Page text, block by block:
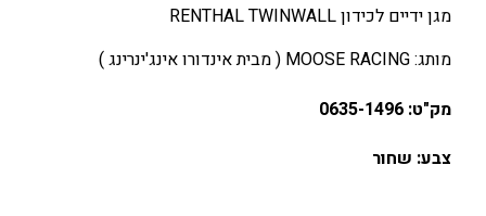
ם
ל
י
ו
מגן ידיים לכידון RENTHAL TWINWALL
מותג: MOOSE RACING ( מבית אינדורו אינג'ינרינג )
מק"ט: 0635-1496
צבע: שחור